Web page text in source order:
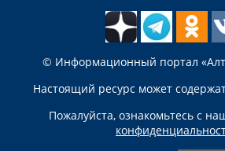
© Информационный портал
Настоящий ресурс может
Пожалуйста, ознакомьтесь с